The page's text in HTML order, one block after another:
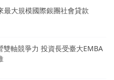
最大規模國際銀團社會貸款
雙軸競爭力 投資長受臺大EMBA